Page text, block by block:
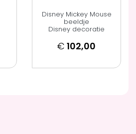
Disney Mickey Mouse
beeldje
Disney decoratie
€ 102,00